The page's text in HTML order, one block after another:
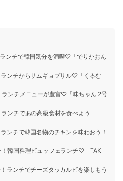
ンチで韓国気分を満喫♡「でりかおん
ンチからサムギョプサル♡「くるむ
ンチメニューが豊富♡「味ちゃん 2号
ンチであの高級食材を食べよう
ンチで韓国名物のチキンを味わおう！
韓国料理ビュッフェランチ♡「TAK
ランチでチーズタッカルビを楽しもう